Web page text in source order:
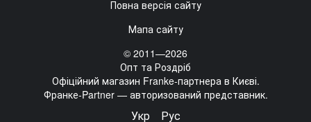
Повна версія сайту
Мапа сайту
© 2011—2026
Опт та Роздріб
Офіційний магазин Franke-партнера в Києві.
Франке-Partner — авторизований представник.
Укр Рус